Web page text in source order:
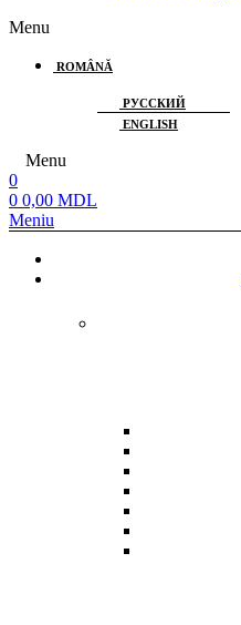
Menu
ROMÂNĂ
РУССКИЙ
ENGLISH
Menu
0
0 0,00 MDL
Meniu